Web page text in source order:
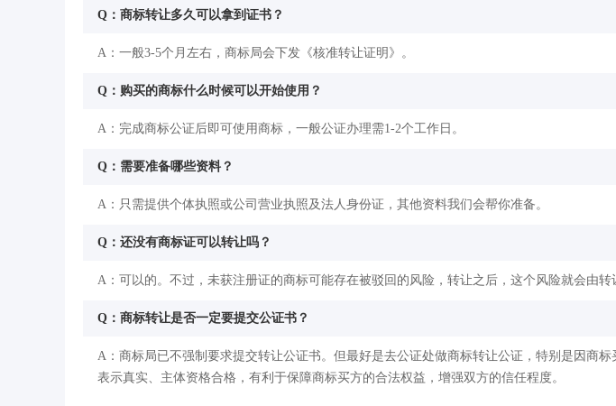
Q：商标转让多久可以拿到证书？
A：一般3-5个月左右，商标局会下发《核准转让证明》。
Q：购买的商标什么时候可以开始使用？
A：完成商标公证后即可使用商标，一般公证办理需1-2个工作日。
Q：需要准备哪些资料？
A：只需提供个体执照或公司营业执照及法人身份证，其他资料我们会帮你准备。
Q：还没有商标证可以转让吗？
A：可以的。不过，未获注册证的商标可能存在被驳回的风险，转让之后，这个风险就会由转
Q：商标转让是否一定要提交公证书？
A：商标局已不强制要求提交转让公证书。但最好是去公证处做商标转让公证，特别是因商
表示真实、主体资格合格，有利于保障商标买方的合法权益，增强双方的信任程度。